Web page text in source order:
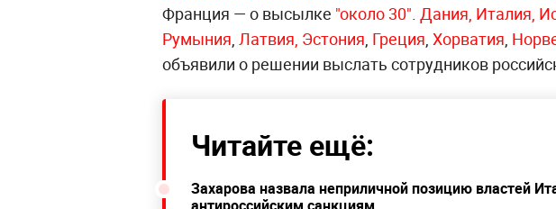
Франция — о высылке "около 30". Дания, Италия,
Румыния, Латвия, Эстония, Греция, Хорватия,
объявили о решении выслать сотрудников
Читайте ещё:
Захарова назвала неприличной позицию властей